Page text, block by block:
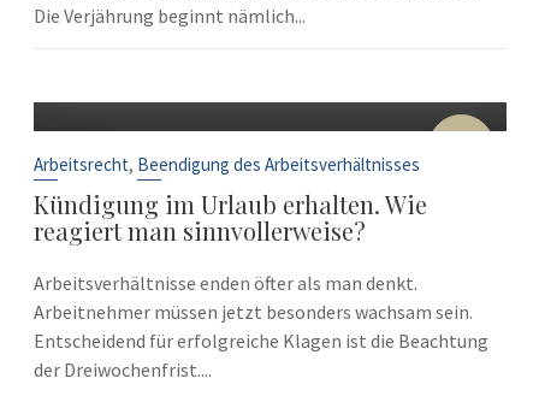
Die Verjährung beginnt nämlich...
10
Arbeitsrecht, Beendigung des Arbeitsverhältnisses
Kündigung im Urlaub erhalten. Wie
reagiert man sinnvollerweise?
Arbeitsverhältnisse enden öfter als man denkt.
Arbeitnehmer müssen jetzt besonders wachsam sein.
Entscheidend für erfolgreiche Klagen ist die Beachtung
der Dreiwochenfrist....